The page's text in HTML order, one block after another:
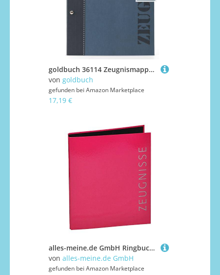
goldbuch 36114 Zeugnismappe 2Colored blau, Urkundenmappe DIN A4, Dokumentenmappe mit Schraubverschluss und 12 Sichttaschen, Ordnungsmappe aus Leinenstruktur mit 12 Hüllen, ca. 24x 31 x 1,5 cm
von goldbuch
gefunden bei Amazon Marketplace
17,19 €
alles-meine.de GmbH Ringbuch/Sammelordner Zeugnisse PINK A4 - für Dokumente/Zeugnis/Zeugnisheft/Dokumentenmappe/Zeugnismappe/Zeugnisordner - Ordner Ringordner - A..
von alles-meine.de GmbH
gefunden bei Amazon Marketplace